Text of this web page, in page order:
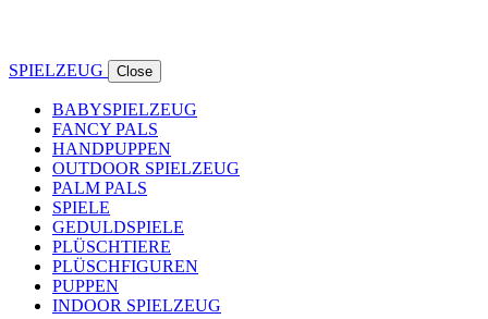
SPIELZEUG Close
BABYSPIELZEUG
FANCY PALS
HANDPUPPEN
OUTDOOR SPIELZEUG
PALM PALS
SPIELE
GEDULDSPIELE
PLÜSCHTIERE
PLÜSCHFIGUREN
PUPPEN
INDOOR SPIELZEUG